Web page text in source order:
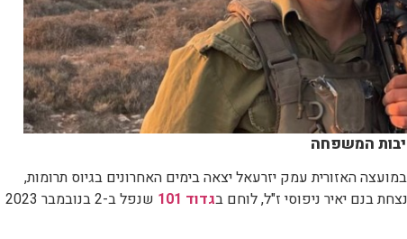
המשפחה
האזורית עמק יזרעאל יצאה בימים האחרונים בגיוס תרומות,
בנם יאיר ניפוסי ז"ל, לוחם בגדוד 101
שנפל ב-2 בנובמבר 2023